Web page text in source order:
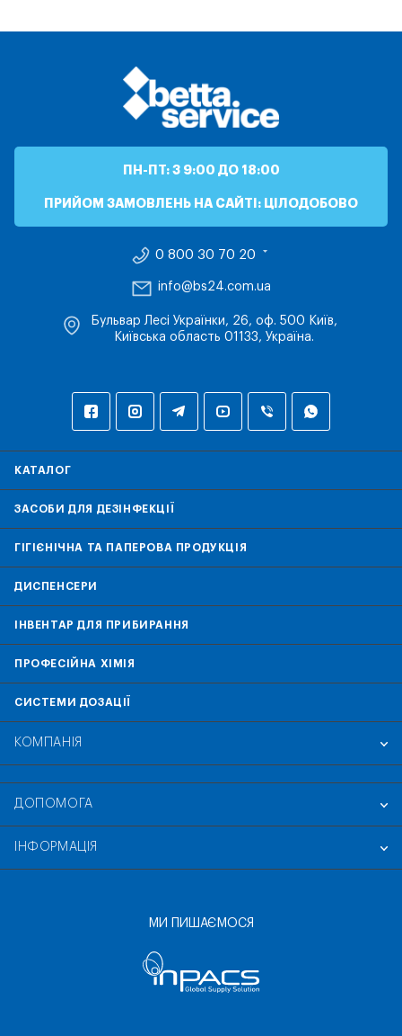
ПН-ПТ: З 9:00 ДО 18:00
ПРИЙОМ ЗАМОВЛЕНЬ НА САЙТІ: ЦІЛОДОБОВО
0 800 30 70 20
info@bs24.com.ua
Бульвар Лесі Українки, 26, оф. 500 Київ,
Київська область 01133, Україна.
КАТАЛОГ
ЗАСОБИ ДЛЯ ДЕЗІНФЕКЦІЇ
ГІГІЄНІЧНА ТА ПАПЕРОВА ПРОДУКЦІЯ
ДИСПЕНСЕРИ
ІНВЕНТАР ДЛЯ ПРИБИРАННЯ
ПРОФЕСІЙНА ХІМІЯ
СИСТЕМИ ДОЗАЦІЇ
КОМПАНІЯ
ДОПОМОГА
ІНФОРМАЦІЯ
МИ ПИШАЄМОСЯ